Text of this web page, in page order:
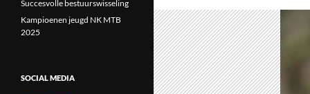
Succesvolle bestuurswisseling
Kampioenen jeugd NK MTB
2025
SOCIAL MEDIA